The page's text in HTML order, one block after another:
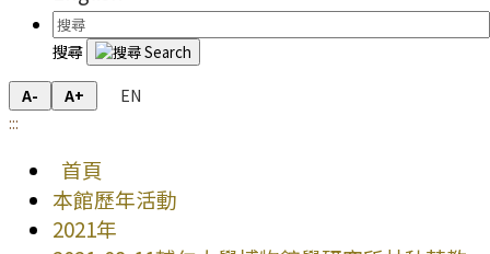
搜尋
A- A+
EN
:::
首頁
本館歷年活動
2021年